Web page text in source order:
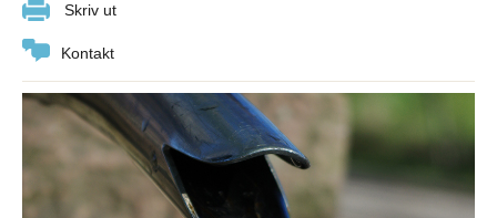
Skriv ut
Kontakt